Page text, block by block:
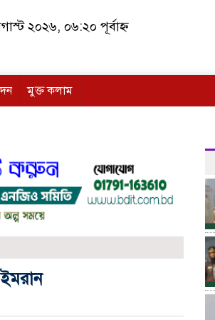
২০২৬, ০৬:২০ পূর্বাহ্ন
মুক্ত কলাম